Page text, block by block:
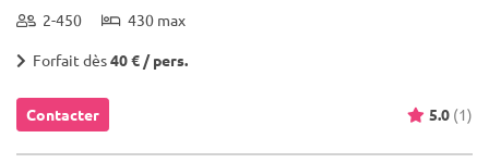
2-450 430 max
Forfait dès40 € / pers.
Contacter 5.0 (1)